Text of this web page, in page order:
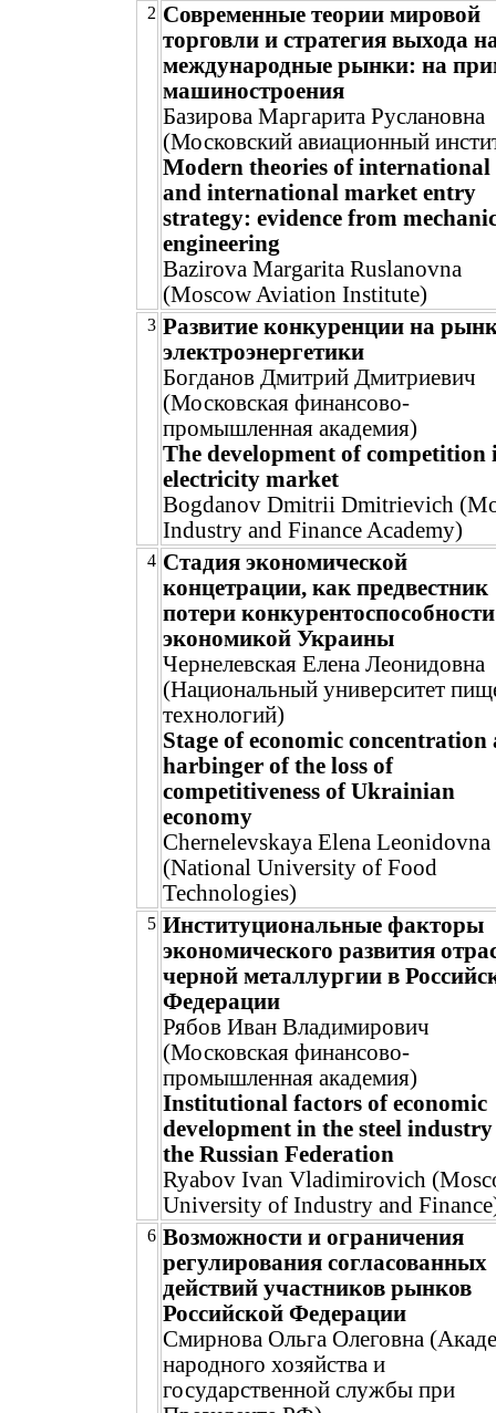
2 Современные теории мировой
торговли и стратегия выхода
международные рынки: на
машиностроения
Базирова Маргарита Руслановна
(Московский авиационный
Modern theories of international
and international market entry
strategy: evidence from
engineering
Bazirova Margarita Ruslanovna
(Moscow Aviation Institute)
3 Развитие конкуренции на
электроэнергетики
Богданов Дмитрий Дмитриевич
(Московская финансово-
промышленная академия)
The development of competition
electricity market
Bogdanov Dmitrii Dmitrievich
Industry and Finance Academy)
4 Стадия экономической
концетрации, как предвестник
потери конкурентоспособности
экономикой Украины
Чернелевская Елена Леонидовна
(Национальный университет
технологий)
Stage of economic concentration
harbinger of the loss of
competitiveness of Ukrainian
economy
Chernelevskaya Elena Leonidovna
(National University of Food
Technologies)
5 Институциональные факторы
экономического развития
черной металлургии в
Федерации
Рябов Иван Владимирович
(Московская финансово-
промышленная академия)
Institutional factors of economic
development in the steel
the Russian Federation
Ryabov Ivan Vladimirovich
University of Industry and
6 Возможности и ограничения
регулирования согласованных
действий участников рынков
Российской Федерации
Смирнова Ольга Олеговна
народного хозяйства и
государственной службы при